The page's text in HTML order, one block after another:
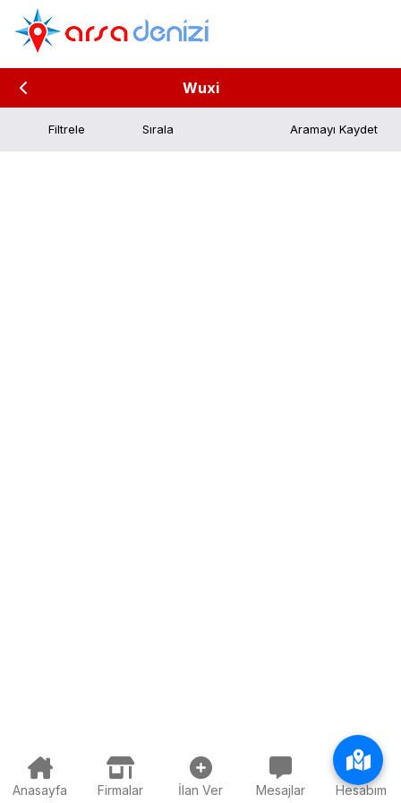
Wuxi
Filtrele Aramayı Kaydet
Anasayfa Firmalar İlan Ver Mesajlar Hesabım